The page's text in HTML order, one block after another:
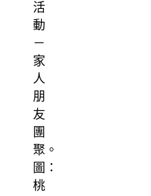
活
動
－
家
人
朋
友
團
聚。
圖：
桃